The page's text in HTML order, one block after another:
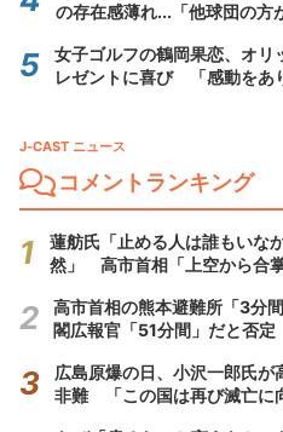
の存在感薄れ...「他球団の方
女子ゴルフの鶴岡果恋、オリ
レゼントに喜び 「感動をあ
J-CAST ニュース
コメントランキング
蓮舫氏「止める人は誰もいな
然」 高市首相「上空から合
高市首相の熊本避難所「3分
閣広報官「51分間」だと否定
広島原爆の日、小沢一郎氏が
非難 「この国は再び滅亡に